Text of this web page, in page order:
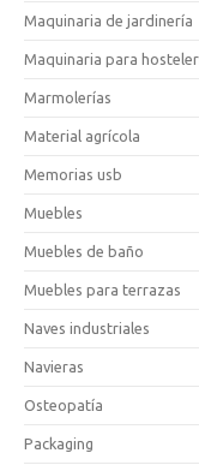
Maquinaria de jardinería
Maquinaria para
Marmolerías
Material agrícola
Memorias usb
Muebles
Muebles de baño
Muebles para terrazas
Naves industriales
Navieras
Osteopatía
Packaging